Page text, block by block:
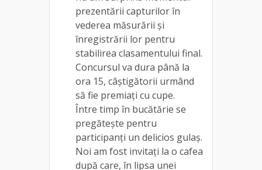
prezentării capturilor în
vederea măsurării și
înregistrării lor pentru
stabilirea clasamentului final.
Concursul va dura până la
ora 15, câștigătorii urmând
să fie premiați cu cupe.
Între timp în bucătărie se
pregătește pentru
participanți un delicios gulaș.
Noi am fost invitați la o cafea
după care, în lipsa unei